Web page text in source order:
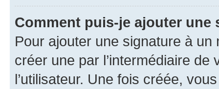
Comment puis-je ajouter une
Pour ajouter une signature à un
créer une par l’intermédiaire
l’utilisateur. Une fois créée,